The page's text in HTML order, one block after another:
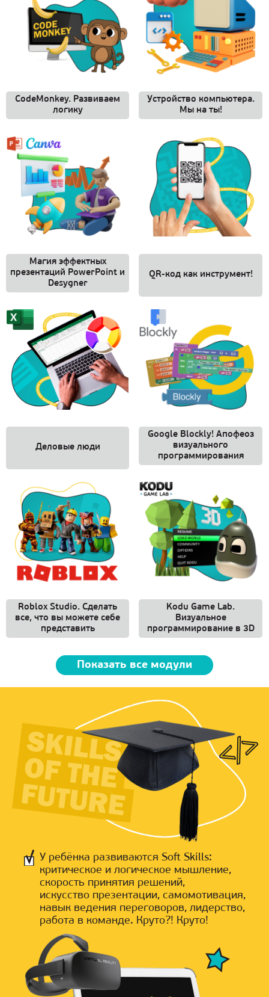
CodeMonkey. Развиваем
логику
Устройство компьютера.
Мы на ты!
Магия эффектных
презентаций PowerPoint и
Desygner
QR-код как инструмент!
Деловые люди
Google Blockly! Апофеоз
визуального
программирования
Roblox Studio. Сделать
все, что вы можете себе
представить
Kodu Game Lab.
Визуальное
программирование в 3D
Показать все модули
У ребёнка развиваются Soft Skills:
критическое и логическое мышление,
скорость принятия решений,
искусство презентации, самомотивация,
навык ведения переговоров, лидерство,
работа в команде. Круто?! Круто!